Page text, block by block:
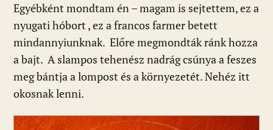
Egyébként mondtam én – magam is sejtettem, ez a
nyugati hóbort , ez a francos farmer betett
mindannyiunknak. Előre megmondták ránk hozza
a bajt. A slampos tehenész nadrág csúnya a feszes
meg bántja a lompost és a környezetét. Nehéz itt
okosnak lenni.